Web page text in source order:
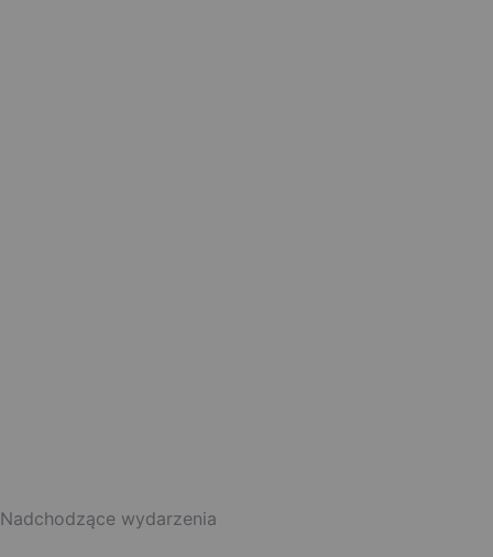
Nadchodzące wydarzenia